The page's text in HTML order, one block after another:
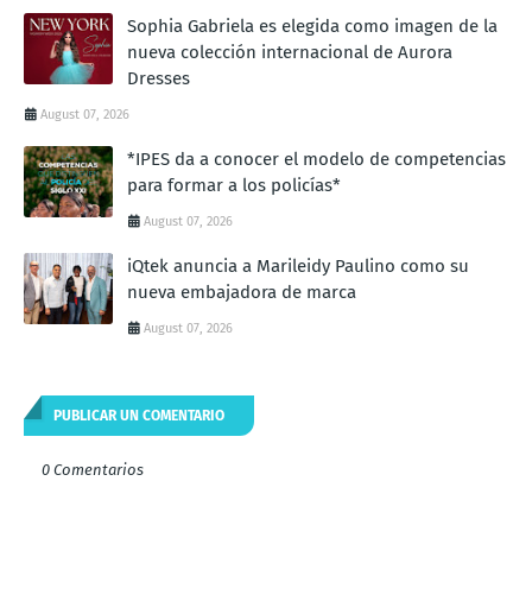
Sophia Gabriela es elegida como imagen de la
nueva colección internacional de Aurora
Dresses
August 07, 2026
*IPES da a conocer el modelo de competencias
para formar a los policías*
August 07, 2026
iQtek anuncia a Marileidy Paulino como su
nueva embajadora de marca
August 07, 2026
PUBLICAR UN COMENTARIO
0 Comentarios